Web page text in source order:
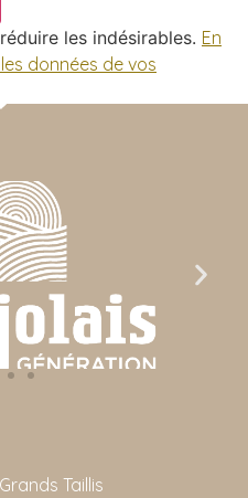
les indésirables. En
données de vos
Taillis